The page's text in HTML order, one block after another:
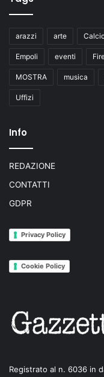
arazzi arte
Empoli eventi
MOSTRA musica
Uffizi
Info
REDAZIONE
CONTATTI
GDPR
Privacy Policy
Cookie Policy
Registrato al n. 6036 in